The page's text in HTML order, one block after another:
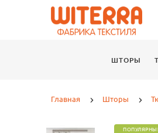
ШТОРЫ
Главная Шторы